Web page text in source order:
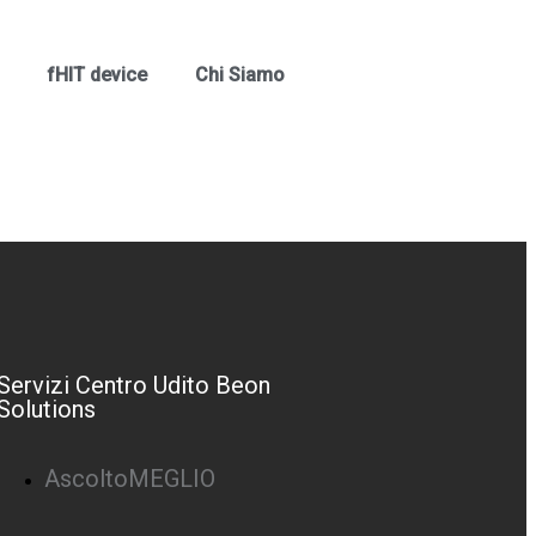
fHIT device Chi Siamo
Centro Udito Beon
AscoltoMEGLIO